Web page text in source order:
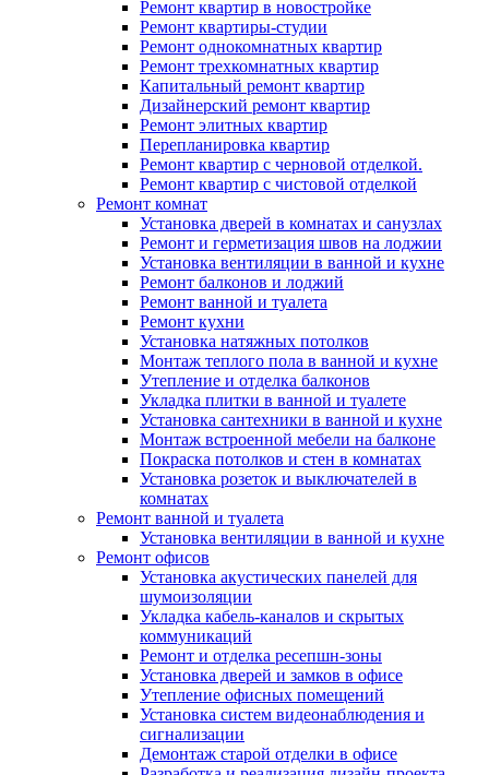
Ремонт квартир в новостройке
Ремонт квартиры-студии
Ремонт однокомнатных квартир
Ремонт трехкомнатных квартир
Капитальный ремонт квартир
Дизайнерский ремонт квартир
Ремонт элитных квартир
Перепланировка квартир
Ремонт квартир с черновой отделкой.
Ремонт квартир с чистовой отделкой
Ремонт комнат
Установка дверей в комнатах и санузлах
Ремонт и герметизация швов на лоджии
Установка вентиляции в ванной и кухне
Ремонт балконов и лоджий
Ремонт ванной и туалета
Ремонт кухни
Установка натяжных потолков
Монтаж теплого пола в ванной и кухне
Утепление и отделка балконов
Укладка плитки в ванной и туалете
Установка сантехники в ванной и кухне
Монтаж встроенной мебели на балконе
Покраска потолков и стен в комнатах
Установка розеток и выключателей в
комнатах
Ремонт ванной и туалета
Установка вентиляции в ванной и кухне
Ремонт офисов
Установка акустических панелей для
шумоизоляции
Укладка кабель-каналов и скрытых
коммуникаций
Ремонт и отделка ресепшн-зоны
Установка дверей и замков в офисе
Утепление офисных помещений
Установка систем видеонаблюдения и
сигнализации
Демонтаж старой отделки в офисе